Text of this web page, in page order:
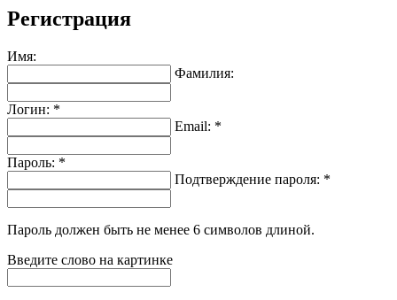
Регистрация
Имя:
Фамилия:
Логин: *
Email: *
Пароль: *
Подтверждение пароля: *
Пароль должен быть не менее 6 символов длиной.
Введите слово на картинке